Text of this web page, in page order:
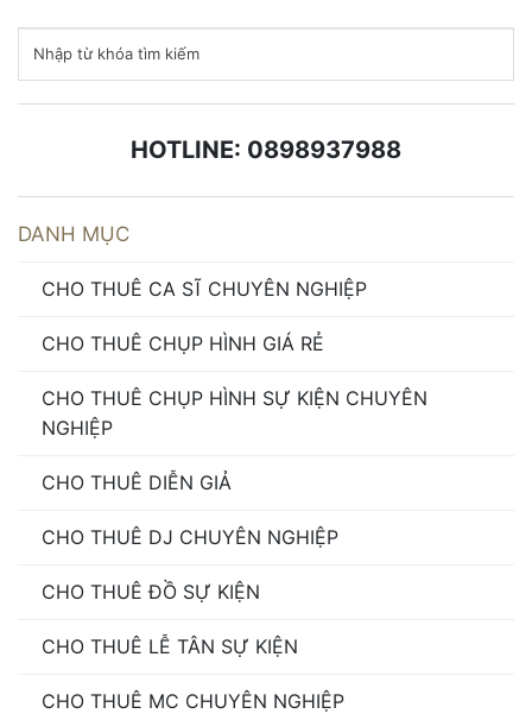
HOTLINE: 0898937988
DANH MỤC
CHO THUÊ CA SĨ CHUYÊN NGHIỆP
CHO THUÊ CHỤP HÌNH GIÁ RẺ
CHO THUÊ CHỤP HÌNH SỰ KIỆN CHUYÊN
NGHIỆP
CHO THUÊ DIỄN GIẢ
CHO THUÊ DJ CHUYÊN NGHIỆP
CHO THUÊ ĐỒ SỰ KIỆN
CHO THUÊ LỄ TÂN SỰ KIỆN
CHO THUÊ MC CHUYÊN NGHIỆP